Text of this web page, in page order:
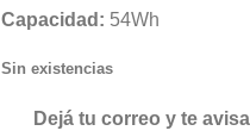
Capacidad: 54Wh
Sin existencias
Dejá tu correo y te